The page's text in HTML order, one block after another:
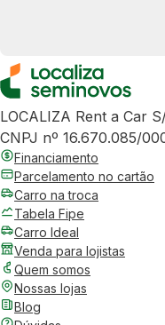
LOCALIZA Rent a Car
CNPJ nº 16.670.085/
Financiamento
Parcelamento no cartão
Carro na troca
Tabela Fipe
Carro Ideal
Venda para lojistas
Quem somos
Nossas lojas
Blog